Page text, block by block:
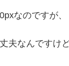
なのですが
夫なんですけど